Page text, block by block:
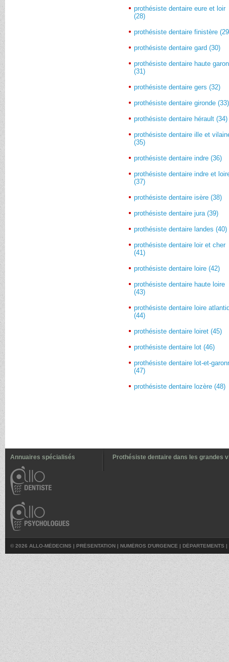
prothésiste dentaire eure et loir
(28)
prothésiste dentaire finistère
prothésiste dentaire gard (30)
prothésiste dentaire haute
(31)
prothésiste dentaire gers (32)
prothésiste dentaire gironde (33)
prothésiste dentaire hérault (34)
prothésiste dentaire ille et
(35)
prothésiste dentaire indre (36)
prothésiste dentaire indre et
(37)
prothésiste dentaire isère (38)
prothésiste dentaire jura (39)
prothésiste dentaire landes (40)
prothésiste dentaire loir et cher
(41)
prothésiste dentaire loire (42)
prothésiste dentaire haute loire
(43)
prothésiste dentaire loire
(44)
prothésiste dentaire loiret (45)
prothésiste dentaire lot (46)
prothésiste dentaire lot-et-
(47)
prothésiste dentaire lozère (48)
Annuaires spécialisés Prothésiste dentaire dans les grandes
© 2026 ALLO-MÉDECINS | PRÉSENTATION | NUMÉROS D'URGENCE | DÉPARTEMENTS |